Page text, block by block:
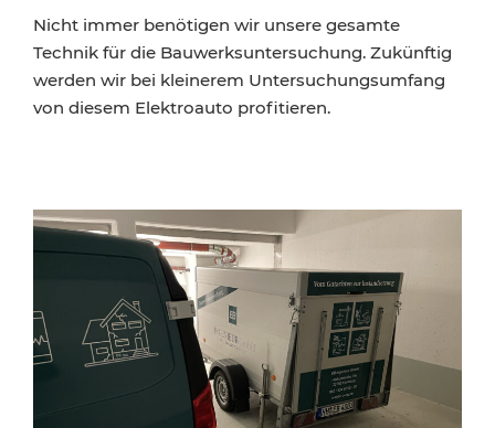
Nicht immer benötigen wir unsere gesamte
Technik für die Bauwerksuntersuchung. Zukünftig
werden wir bei kleinerem Untersuchungsumfang
von diesem Elektroauto profitieren.